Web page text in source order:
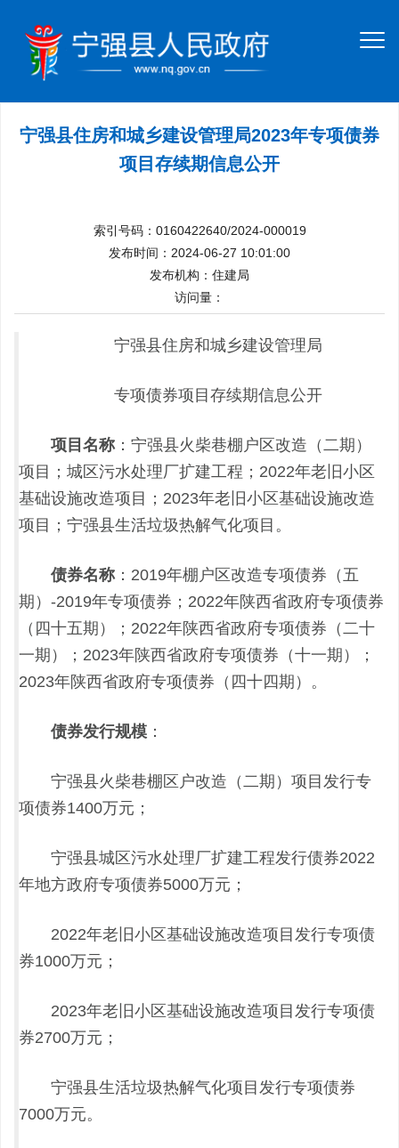
宁强县住房和城乡建设管理局2023年专项债券
项目存续期信息公开
索引号码：0160422640/2024-000019
发布时间：2024-06-27 10:01:00
发布机构：住建局
访问量：
宁强县住房和城乡建设管理局
专项债券项目存续期信息公开
项目名称 ： 宁强县火柴巷棚户区改造（二期）
项目 ； 城区污水处理厂扩建工程 ；2022年老旧小区
基础设施改造项目；2023年老旧小区基础设施改造
项目；宁强县生活垃圾热解气化项目 。
债券名称 ： 2019年棚户区改造专项债券（五
期）-2019年专项债券 ； 2022年陕西省政府专项债券
（四十五期）
；2022年陕西省政府专项债券（二十
一期）；2023年陕西省政府专项债券（十一期）；
2023年陕西省政府专项债券（四十四期）。
债券发行规模 ：
宁强县火柴巷棚区户改造（二期）项目发行专
项债券1400万元；
宁强县城区污水处理厂扩建工程发行债券2022
年地方政府专项债券5000万元；
2022年老旧小区基础设施改造项目发行专项债
券1000万元；
2023年老旧小区基础设施改造项目发行专项债
券2700万元；
宁强县生活垃圾热解气化项目发行专项债券
7000万元。